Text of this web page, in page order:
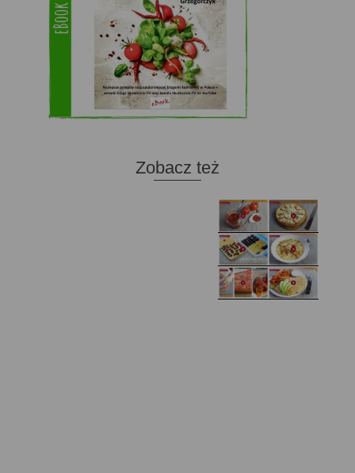
Zobacz też
Domowy ketchup (bez
cukru)
Tarta francuska z
cebulą i pomidorem
Domowe żelki
Zupa kurkowa z
selerem i pietruszką